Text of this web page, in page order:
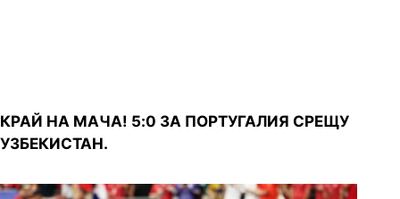
КРАЙ НА МАЧА! 5:0 ЗА ПОРТУГАЛИЯ СРЕЩУ
УЗБЕКИСТАН.